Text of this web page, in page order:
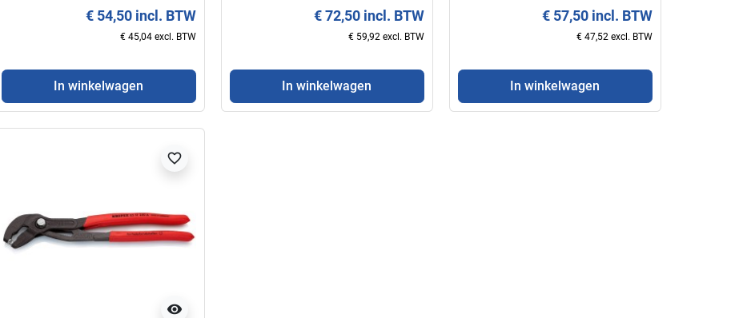
Super Knips® 78 03 125
In winkelwagen
Kracht-Moniertang 99 14
Schaar voor elektriciens 95
Sleuteltang 180
€ 54,50 incl. BTW
€ 45,04 excl. BTW
In winkelwagen
€ 72,50 incl. BTW
€ 59,92 excl. BTW
In winkelwagen
€ 57,50 incl. BTW
€ 47,52 excl. BTW
In winkelwagen
visibility
favorite_border